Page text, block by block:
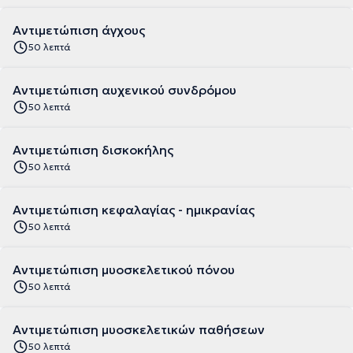
Αντιμετώπιση άγχους
50 λεπτά
Αντιμετώπιση αυχενικού συνδρόμου
50 λεπτά
Αντιμετώπιση δισκοκήλης
50 λεπτά
Αντιμετώπιση κεφαλαγίας - ημικρανίας
50 λεπτά
Αντιμετώπιση μυοσκελετικού πόνου
50 λεπτά
Αντιμετώπιση μυοσκελετικών παθήσεων
50 λεπτά